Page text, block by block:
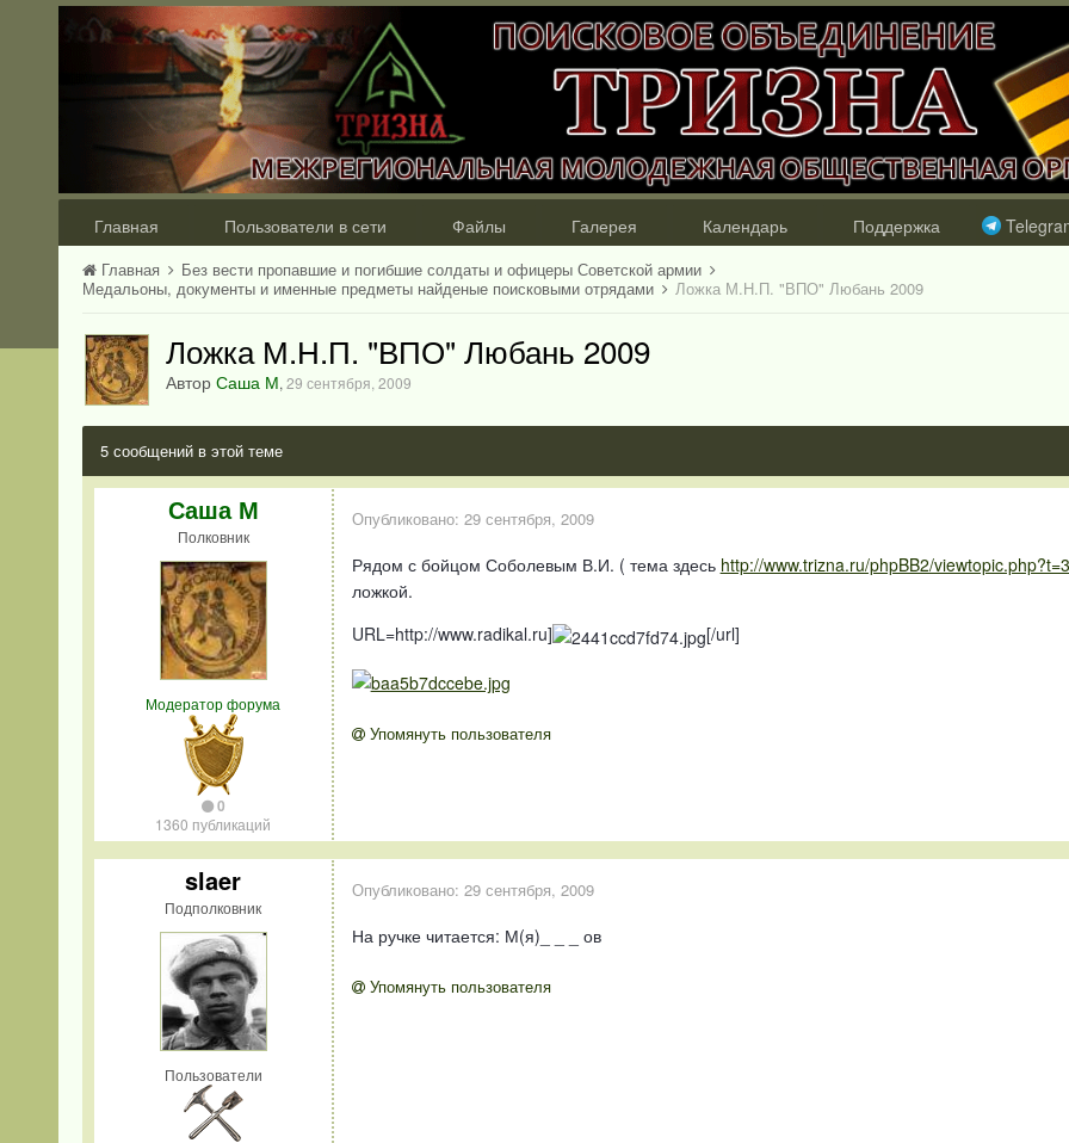
Главная Пользователи в сети Файлы Галерея Календарь Поддержка
Главная
Без вести пропавшие и погибшие солдаты и офицеры Советской армии
Медальоны, документы и именные предметы найденые поисковыми отрядами
Ложка М.Н.П. "ВПО" Любань 2009
Ложка М.Н.П. "ВПО" Любань 2009
Автор Саша М, 29 сентября, 2009
5 сообщений в этой теме
Саша М
Полковник
Модератор форума
0
1360 публикаций
Опубликовано: 29 сентября, 2009
Рядом с бойцом Соболевым В.И. ( тема здесь http://www.trizna.ru/phpBB2/
ложкой.
URL=http://www.radikal.ru]
[/url]
Упомянуть пользователя
slaer
Подполковник
Пользователи
Опубликовано: 29 сентября, 2009
На ручке читается: М(я)_ _ _ ов
Упомянуть пользователя